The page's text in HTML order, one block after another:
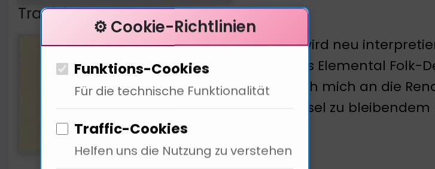
Tradition und Kultur im Design
Tradition wird neu
zurück. Das Elemental
erinnere ich mich an die
der Schlüssel zu bleibendem
⚙️ Cookie-Richtlinien
Funktions-Cookies
Für die technische Funktionalität
Traffic-Cookies
Helfen uns die Nutzung zu verstehen